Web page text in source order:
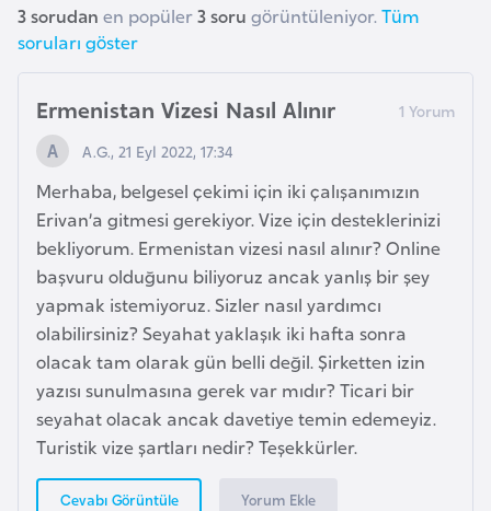
3 sorudan en popüler3 soru görüntüleniyor. Tüm
soruları göster
Ermenistan Vizesi Nasıl Alınır
A.G., 21 Eyl 2022, 17:34
Merhaba, belgesel çekimi için iki çalışanımızın
Erivan’a gitmesi gerekiyor. Vize için desteklerinizi
bekliyorum. Ermenistan vizesi nasıl alınır? Online
başvuru olduğunu biliyoruz ancak yanlış bir şey
yapmak istemiyoruz. Sizler nasıl yardımcı
olabilirsiniz? Seyahat yaklaşık iki hafta sonra
olacak tam olarak gün belli değil. Şirketten izin
yazısı sunulmasına gerek var mıdır? Ticari bir
seyahat olacak ancak davetiye temin edemeyiz.
Turistik vize şartları nedir? Teşekkürler.
Cevabı Görüntüle Yorum Ekle
B
u
l
g
a
r
i
s
t
n
E
r
m
e